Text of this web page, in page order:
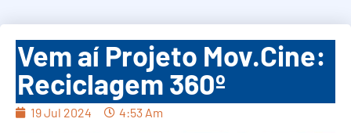
Vem aí Projeto Mov.Cine:
Reciclagem 360º
19 Jul 2024 4:53 Am